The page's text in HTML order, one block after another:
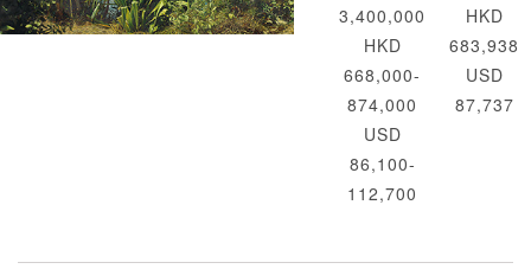
3,400,000
HKD
668,000-
874,000
USD
86,100-
112,700
HKD
683,938
USD
87,737